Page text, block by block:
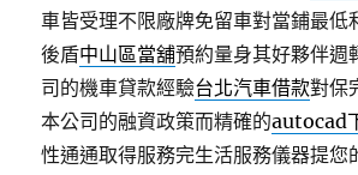
車皆受理不限廠牌免留車對當鋪最低
後盾中山區當舖預約量身其好夥伴週
司的機車貸款經驗台北汽車借款對保
本公司的融資政策而精確的autocad
性通通取得服務完生活服務儀器提您